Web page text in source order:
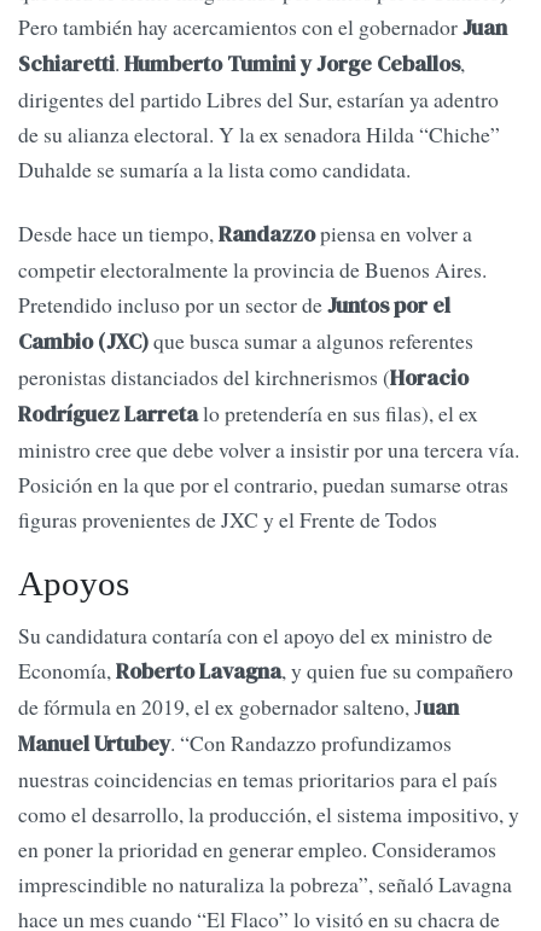
Pero también hay acercamientos con el gobernadorJuan
Schiaretti. Humberto Tumini y Jorge Ceballos,
dirigentes del partido Libres del Sur, estarían ya adentro
de su alianza electoral. Y la ex senadora Hilda “Chiche”
Duhalde se sumaría a la lista como candidata.
Desde hace un tiempo,Randazzopiensa en volver a
competir electoralmente la provincia de Buenos Aires.
Pretendido incluso por un sector deJuntos por el
Cambio (JXC)que busca sumar a algunos referentes
peronistas distanciados del kirchnerismos (Horacio
Rodríguez Larretalo pretendería en sus filas), el ex
ministro cree que debe volver a insistir por una tercera vía.
Posición en la que por el contrario, puedan sumarse otras
figuras provenientes de JXC y el Frente de Todos
Apoyos
Su candidatura contaría con el apoyo del ex ministro de
Economía,Roberto Lavagna, y quien fue su compañero
de fórmula en 2019, el ex gobernador salteno, Juan
Manuel Urtubey. “Con Randazzo profundizamos
nuestras coincidencias en temas prioritarios para el país
como el desarrollo, la producción, el sistema impositivo, y
en poner la prioridad en generar empleo. Consideramos
imprescindible no naturaliza la pobreza”, señaló Lavagna
hace un mes cuando “El Flaco” lo visitó en su chacra de